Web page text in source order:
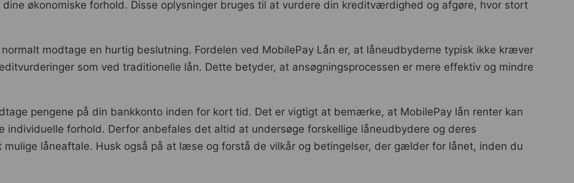
økonomiske forhold. Disse oplysninger bruges til at vurdere din kreditværdighed og afgøre, hvor stort
modtage en hurtig beslutning. Fordelen ved MobilePay Lån er, at låneudbyderne typisk ikke kræver
som ved traditionelle lån. Dette betyder, at ansøgningsprocessen er mere effektiv og mindre
pengene på din bankkonto inden for kort tid. Det er vigtigt at bemærke, at MobilePay lån renter kan
forhold. Derfor anbefales det altid at undersøge forskellige låneudbydere og deres
låneaftale. Husk også på at læse og forstå de vilkår og betingelser, der gælder for lånet, inden du